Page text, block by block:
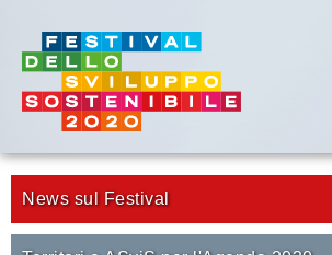
News sul Festival